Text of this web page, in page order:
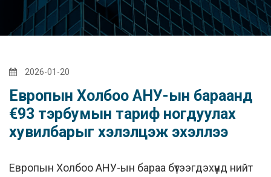
2026-01-20
Европын Холбоо АНУ-ын бараанд
€93 тэрбумын тариф ногдуулах
хувилбарыг хэлэлцэж эхэллээ
Европын Холбоо АНУ-ын бараа бүтээгдэхүүнд нийт